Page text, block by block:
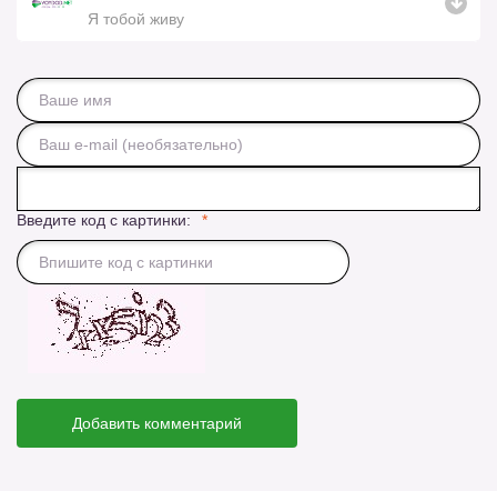
Я тобой живу
Введите код с картинки:
Добавить комментарий